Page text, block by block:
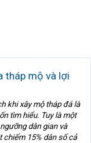
tháp mộ và lợi
khi xây mộ tháp đá là
tìm hiểu. Tuy là một
dân gian và
chiếm 15% dân số cả